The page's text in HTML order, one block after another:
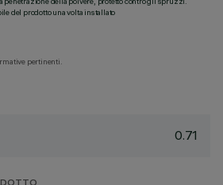
del prodotto una volta installato
pertinenti.
0.71